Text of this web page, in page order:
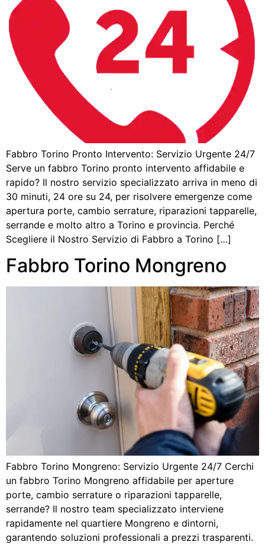
Fabbro Torino Pronto Intervento: Servizio Urgente 24/7
Serve un fabbro Torino pronto intervento affidabile e
rapido? Il nostro servizio specializzato arriva in meno di
30 minuti, 24 ore su 24, per risolvere emergenze come
apertura porte, cambio serrature, riparazioni tapparelle,
serrande e molto altro a Torino e provincia. Perché
Scegliere il Nostro Servizio di Fabbro a Torino […]
Fabbro Torino Mongreno
Fabbro Torino Mongreno: Servizio Urgente 24/7 Cerchi
un fabbro Torino Mongreno affidabile per aperture
porte, cambio serrature o riparazioni tapparelle,
serrande? Il nostro team specializzato interviene
rapidamente nel quartiere Mongreno e dintorni,
garantendo soluzioni professionali a prezzi trasparenti.